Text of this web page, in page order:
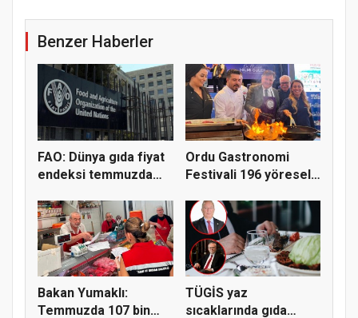
Benzer Haberler
FAO: Dünya gıda fiyat
endeksi temmuzda
Ordu Gastronomi
Festivali 196 yöresel
Bakan Yumaklı:
Temmuzda 107 bin
TÜGİS yaz
sıcaklarında gıda